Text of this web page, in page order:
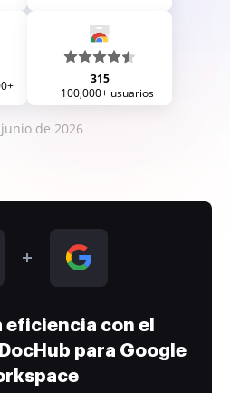
315
100,000+ usuarios
de 2026
eficiencia con el
para Google